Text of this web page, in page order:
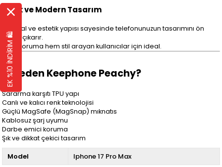
🎯Şık ve Modern Tasarım
Minimal ve estetik yapısı sayesinde telefonunuzun tasarımını ön
plana çıkarır.
Hem koruma hem stil arayan kullanıcılar için ideal.
✔ Neden Keephone Peachy?
Sararma karşıtı TPU yapı
Canlı ve kalıcı renk teknolojisi
Güçlü MagSafe (MagSnap) mıknatıs
Kablosuz şarj uyumu
Darbe emici koruma
Şık ve dikkat çekici tasarım
Model Iphone 17 Pro Max
EK %10 İNDİRİM 🛍️